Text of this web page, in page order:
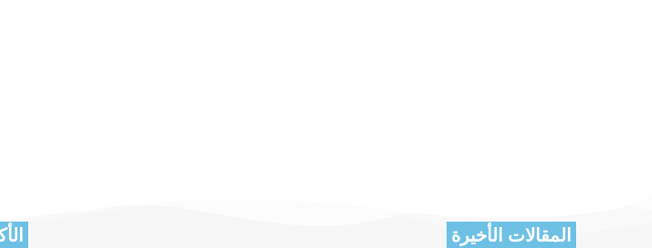
المقالات الأخيرة